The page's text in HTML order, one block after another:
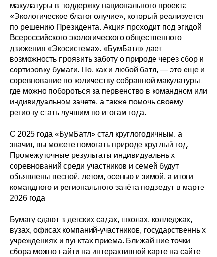
макулатуры в поддержку национального проекта
«Экологическое благополучие», который реализуется
по решению Президента. Акция проходит под эгидой
Всероссийского экологического общественного
движения «Экосистема». «БумБатл» дает
возможность проявить заботу о природе через сбор и
сортировку бумаги. Но, как и любой батл, — это еще и
соревнование по количеству собранной макулатуры,
где можно побороться за первенство в командном или
индивидуальном зачете, а также помочь своему
региону стать лучшим по итогам года.
С 2025 года «БумБатл» стал круглогодичным, а
значит, вы можете помогать природе круглый год.
Промежуточные результаты индивидуальных
соревнований среди участников и семей будут
объявлены весной, летом, осенью и зимой, а итоги
командного и регионального зачёта подведут в марте
2026 года.
Бумагу сдают в детских садах, школах, колледжах,
вузах, офисах компаний-участников, государственных
учреждениях и пунктах приема. Ближайшие точки
сбора можно найти на интерактивной карте на сайте